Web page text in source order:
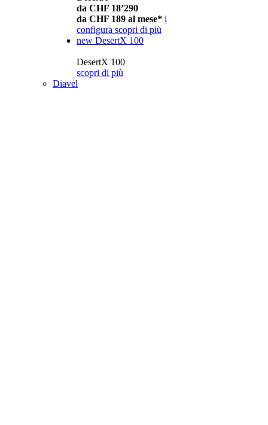
da CHF 18’290
da CHF 189 al mese* i
configura scopri di più
new DesertX 100
DesertX 100
scopri di più
Diavel